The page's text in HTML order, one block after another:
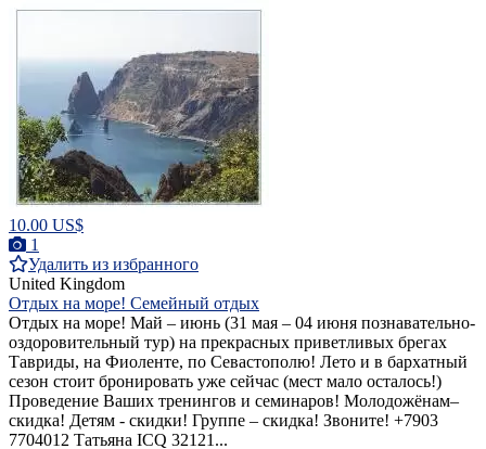
10.00 US$
1
Удалить из избранного
United Kingdom
Отдых на море! Семейный отдых
Отдых на море! Май – июнь (31 мая – 04 июня познавательно-
оздоровительный тур) на прекрасных приветливых брегах
Тавриды, на Фиоленте, по Севастополю! Лето и в бархатный
сезон стоит бронировать уже сейчас (мест мало осталось!)
Проведение Ваших тренингов и семинаров! Молодожёнам–
скидка! Детям - скидки! Группе – скидка! Звоните! +7903
7704012 Татьяна ICQ 32121...